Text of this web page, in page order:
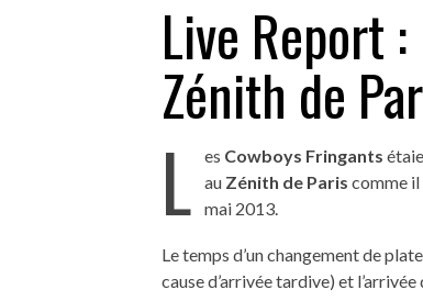
Live Report
Zénith de
L es Cowboys Fringants
au Zénith de Paris comme il
mai 2013.
Le temps d’un changement de
cause d’arrivée tardive) et l’arrivée